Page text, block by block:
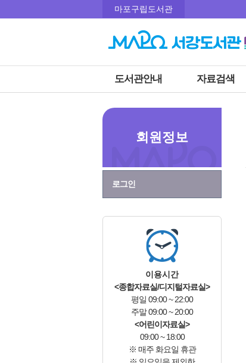
마포구립도서관
도서관안내 자료검색
회원정보
로그인
이용시간
<종합자료실/디지털자료실>
평일 09:00 ~ 22:00
주말 09:00 ~ 20:00
<어린이자료실>
09:00 ~ 18:00
※ 매주 화요일 휴관